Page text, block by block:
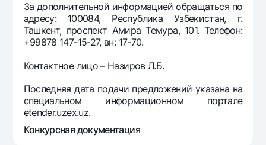
Найти
Полезные ссылки
Часто задаваемые вопросы
Согласие на обработку персональных данных
Следите за нами в соцсетях
За дополнительной информацией обращаться по
адресу: 100084, Республика Узбекистан, г.
Ташкент, проспект Амира Темура, 101. Телефон:
+99878 147-15-27, вн: 17-70.
Контактное лицо – Назиров Л.Б.
Последняя дата подачи предложений указана на
специальном информационном портале
etender.uzex.uz.
Конкурсная документация